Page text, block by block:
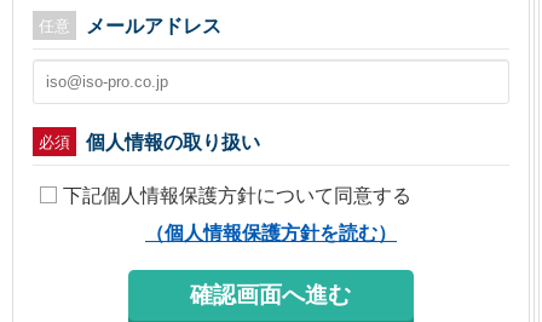
任意 メールアドレス
必須
個人情報の取り扱い
下記個人情報保護方針について同意する
（個人情報保護方針を読む）